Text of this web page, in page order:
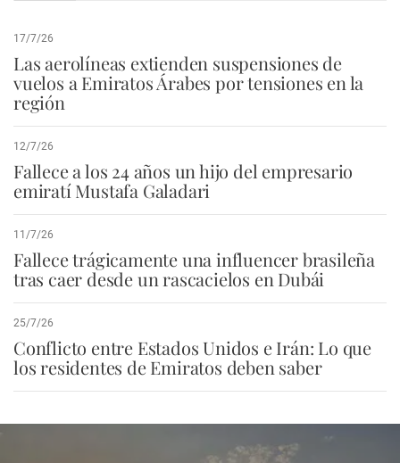
17/7/26
Las aerolíneas extienden suspensiones de
vuelos a Emiratos Árabes por tensiones en la
región
12/7/26
Fallece a los 24 años un hijo del empresario
emiratí Mustafa Galadari
11/7/26
Fallece trágicamente una influencer brasileña
tras caer desde un rascacielos en Dubái
25/7/26
Conflicto entre Estados Unidos e Irán: Lo que
los residentes de Emiratos deben saber